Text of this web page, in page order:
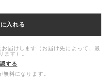
入れる
届けします（お届け先によって、最
ます）。
する
料になります。